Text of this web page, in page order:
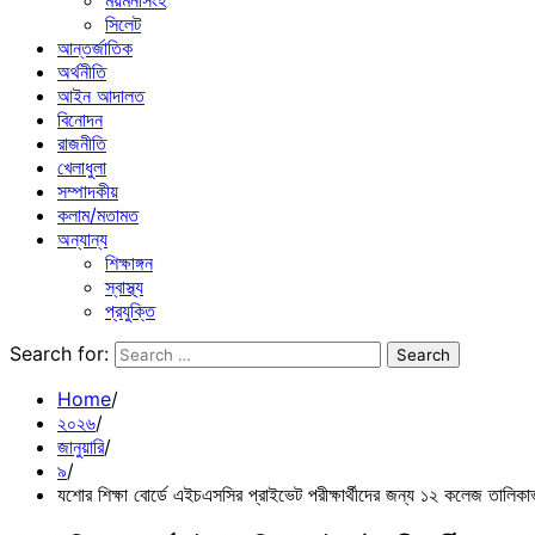
সিলেট
আন্তর্জাতিক
অর্থনীতি
আইন আদালত
বিনোদন
রাজনীতি
খেলাধুলা
সম্পাদকীয়
কলাম/মতামত
অন্যান্য
শিক্ষাঙ্গন
স্বাস্থ্য
প্রযুক্তি
Search for:
Home
২০২৬
জানুয়ারি
৯
যশোর শিক্ষা বোর্ডে এইচএসসির প্রাইভেট পরীক্ষার্থীদের জন্য ১২ কলেজ